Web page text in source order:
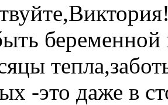
-это даже в